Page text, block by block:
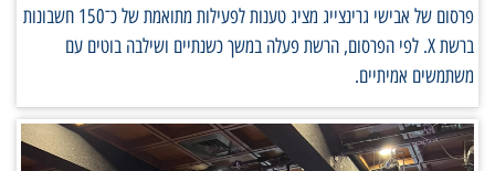
פרסום של אבישי גרינצייג מציג טענות לפעילות מתואמת של כ־150 חשבונות
ברשת X. לפי הפרסום, הרשת פעלה במשך כשנתיים ושילבה בוטים עם
משתמשים אמיתיים.